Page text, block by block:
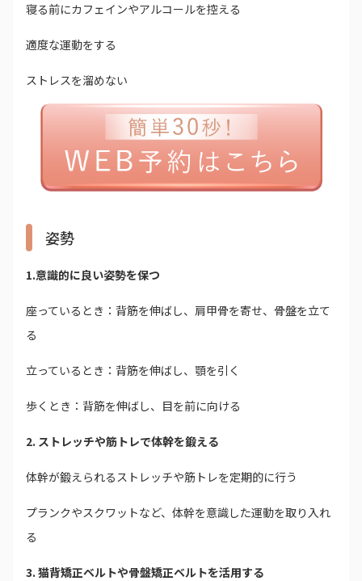
寝る前にカフェインやアルコールを控える
適度な運動をする
ストレスを溜めない
姿勢
1.意識的に良い姿勢を保つ
座っているとき：背筋を伸ばし、肩甲骨を寄せ、骨盤を立て
る
立っているとき：背筋を伸ばし、顎を引く
歩くとき：背筋を伸ばし、目を前に向ける
2. ストレッチや筋トレで体幹を鍛える
体幹が鍛えられるストレッチや筋トレを定期的に行う
プランクやスクワットなど、体幹を意識した運動を取り入れ
る
3. 猫背矯正ベルトや骨盤矯正ベルトを活用する